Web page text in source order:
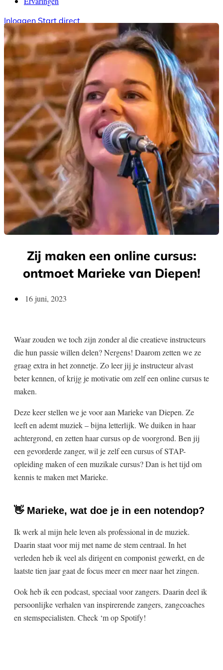
Inloggen Start direct
Hulp nodig?
Zij maken een online cursus:
ontmoet Marieke van Diepen!
16 juni, 2023
Waar zouden we toch zijn zonder al die creatieve instructeurs
die hun passie willen delen? Nergens! Daarom zetten we ze
graag extra in het zonnetje. Zo leer jij je instructeur alvast
beter kennen, of krijg je motivatie om zelf een online cursus te
maken.
Deze keer stellen we je voor aan Marieke van Diepen. Ze
leeft en ademt muziek – bijna letterlijk. We duiken in haar
achtergrond, en zetten haar cursus op de voorgrond. Ben jij
een gevorderde zanger, wil je zelf een cursus of STAP-
opleiding maken of een muzikale cursus? Dan is het tijd om
kennis te maken met Marieke.
👋 Marieke, wat doe je in een notendop?
Ik werk al mijn hele leven als professional in de muziek.
Daarin staat voor mij met name de stem centraal. In het
verleden heb ik veel als dirigent en componist gewerkt, en de
laatste tien jaar gaat de focus meer en meer naar het zingen.
Ook heb ik een podcast, speciaal voor zangers. Daarin deel ik
persoonlijke verhalen van inspirerende zangers, zangcoaches
en stemspecialisten. Check ‘m op Spotify!